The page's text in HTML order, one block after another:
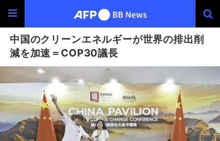
中国のクリーンエネルギーが世界の排出削
減を加速＝COP30議長